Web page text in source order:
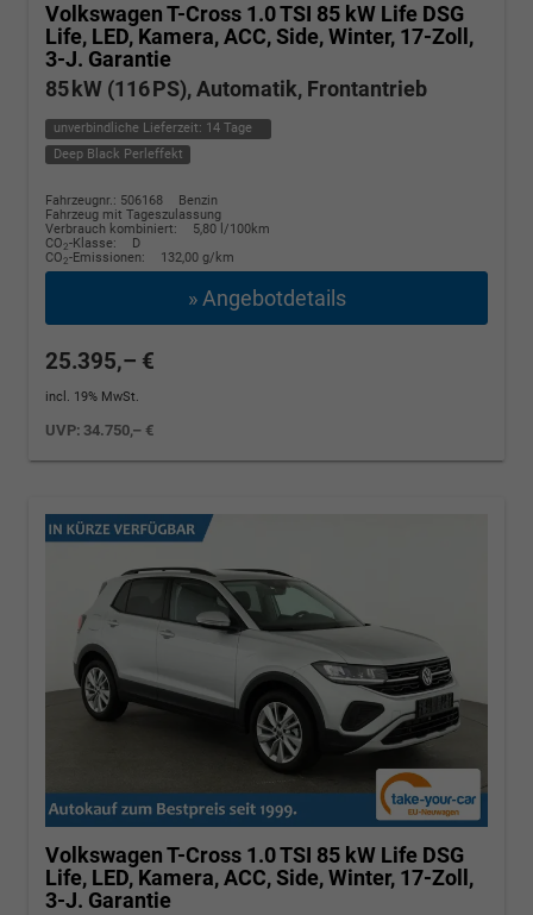
Volkswagen T-Cross 1.0 TSI 85 kW Life DSG
Life, LED, Kamera, ACC, Side, Winter, 17-Zoll,
3-J. Garantie
85 kW (116 PS), Automatik, Frontantrieb
unverbindliche Lieferzeit: 14 Tage
Deep Black Perleffekt
Fahrzeugnr.: 506168
Benzin
Fahrzeug mit Tageszulassung
Verbrauch kombiniert:
5,80 l/100km
CO2-Klasse:
D
CO2-Emissionen: 132,00 g/km
» Angebotdetails
25.395,– €
incl. 19% MwSt.
UVP: 34.750,– €
Volkswagen T-Cross 1.0 TSI 85 kW Life DSG
Life, LED, Kamera, ACC, Side, Winter, 17-Zoll,
3-J. Garantie